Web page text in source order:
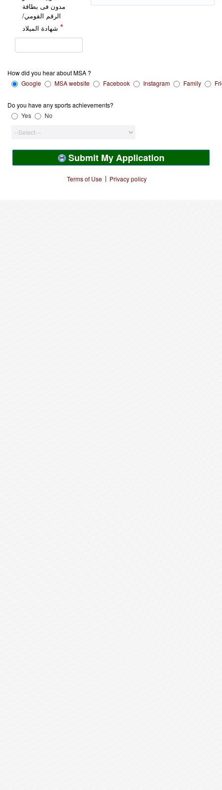
مدون فى بطاقة
الرقم القومي/
*
How did you hear about MSA ?
Google
MSA website Facebook Instagram Family
Do you have any sports achievements?
Yes
No
Submit My Application
Terms of Use | Privacy policy